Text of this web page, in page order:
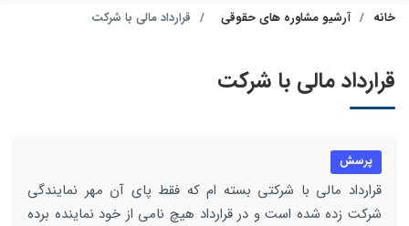
خانه آرشیو مشاوره های حقوقی قرارداد مالی با شرکت
قرارداد مالی با شرکت
پرسش
قرارداد مالی با شرکتی بسته ام که فقط پای آن مهر نمایندگی
شرکت زده شده است و در قرارداد هیچ نامی از خود نماینده برده